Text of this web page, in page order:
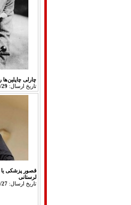
چارلی
تاريخ ارسال: 29
قصور پزشكی یا
لرستانی
تاريخ ارسال: 27